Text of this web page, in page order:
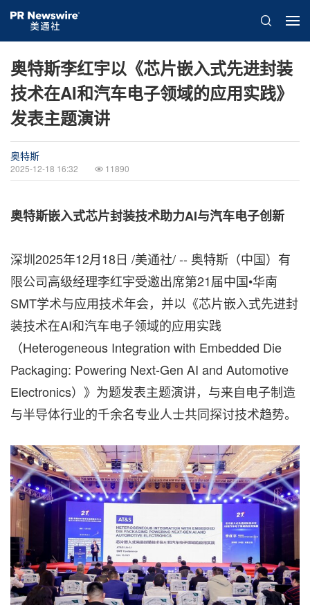
奥特斯李红宇以《芯片嵌入式先进封装
技术在AI和汽车电子领域的应用实践》
发表主题演讲
奥特斯
2025-12-18 16:32 11890
奥特斯嵌入式芯片封装技术助力AI与汽车电子创新
深圳2025年12月18日 /美通社/ -- 奥特斯（中国）有
限公司高级经理李红宇受邀出席第21届中国•华南
SMT学术与应用技术年会，并以《芯片嵌入式先进封
装技术在AI和汽车电子领域的应用实践
（Heterogeneous Integration with Embedded Die
Packaging: Powering Next-Gen AI and Automotive
Electronics）》为题发表主题演讲，与来自电子制造
与半导体行业的千余名专业人士共同探讨技术趋势。